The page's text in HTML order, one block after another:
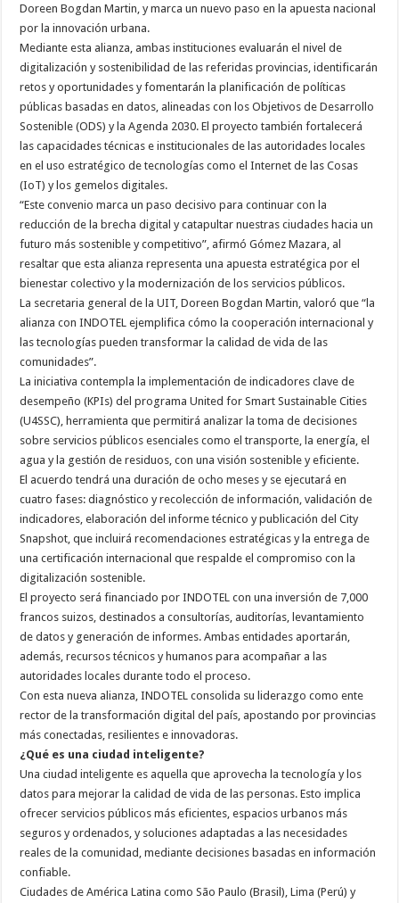
Doreen Bogdan Martin, y marca un nuevo paso en la apuesta nacional
por la innovación urbana.
Mediante esta alianza, ambas instituciones evaluarán el nivel de
digitalización y sostenibilidad de las referidas provincias, identificarán
retos y oportunidades y fomentarán la planificación de políticas
públicas basadas en datos, alineadas con los Objetivos de Desarrollo
Sostenible (ODS) y la Agenda 2030. El proyecto también fortalecerá
las capacidades técnicas e institucionales de las autoridades locales
en el uso estratégico de tecnologías como el Internet de las Cosas
(IoT) y los gemelos digitales.
“Este convenio marca un paso decisivo para continuar con la
reducción de la brecha digital y catapultar nuestras ciudades hacia un
futuro más sostenible y competitivo”, afirmó Gómez Mazara, al
resaltar que esta alianza representa una apuesta estratégica por el
bienestar colectivo y la modernización de los servicios públicos.
La secretaria general de la UIT, Doreen Bogdan Martin, valoró que “la
alianza con INDOTEL ejemplifica cómo la cooperación internacional y
las tecnologías pueden transformar la calidad de vida de las
comunidades”.
La iniciativa contempla la implementación de indicadores clave de
desempeño (KPIs) del programa United for Smart Sustainable Cities
(U4SSC), herramienta que permitirá analizar la toma de decisiones
sobre servicios públicos esenciales como el transporte, la energía, el
agua y la gestión de residuos, con una visión sostenible y eficiente.
El acuerdo tendrá una duración de ocho meses y se ejecutará en
cuatro fases: diagnóstico y recolección de información, validación de
indicadores, elaboración del informe técnico y publicación del City
Snapshot, que incluirá recomendaciones estratégicas y la entrega de
una certificación internacional que respalde el compromiso con la
digitalización sostenible.
El proyecto será financiado por INDOTEL con una inversión de 7,000
francos suizos, destinados a consultorías, auditorías, levantamiento
de datos y generación de informes. Ambas entidades aportarán,
además, recursos técnicos y humanos para acompañar a las
autoridades locales durante todo el proceso.
Con esta nueva alianza, INDOTEL consolida su liderazgo como ente
rector de la transformación digital del país, apostando por provincias
más conectadas, resilientes e innovadoras.
¿Qué es una ciudad inteligente?
Una ciudad inteligente es aquella que aprovecha la tecnología y los
datos para mejorar la calidad de vida de las personas. Esto implica
ofrecer servicios públicos más eficientes, espacios urbanos más
seguros y ordenados, y soluciones adaptadas a las necesidades
reales de la comunidad, mediante decisiones basadas en información
confiable.
Ciudades de América Latina como São Paulo (Brasil), Lima (Perú) y